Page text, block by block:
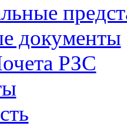
документы
РЗС